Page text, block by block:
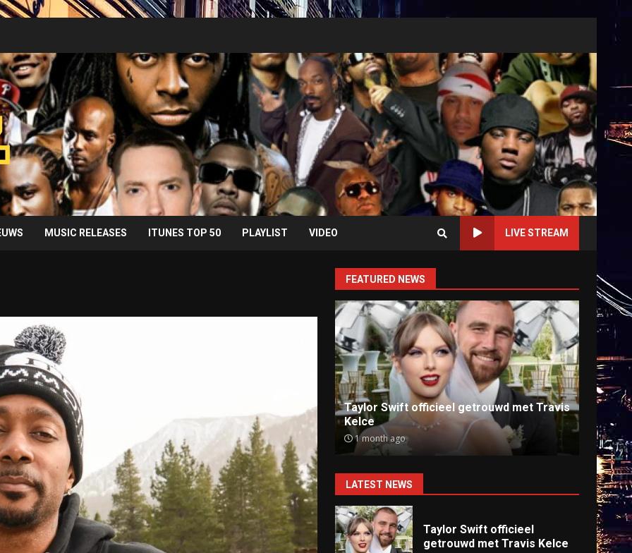
MUSIC RELEASES ITUNES TOP 50 PLAYLIST VIDEO LIVE STREAM
FEATURED NEWS
Taylor Swift officieel getrouwd met Travis
Ray J klaagt Kim Kardashian aan om
sekstape
9 months ago
Anti-
9
LATEST NEWS
Taylor Swift officieel
getrouwd met Travis Kelce